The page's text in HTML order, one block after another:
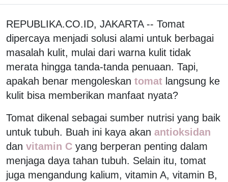
REPUBLIKA.CO.ID, JAKARTA -- Tomat
dipercaya menjadi solusi alami untuk berbagai
masalah kulit, mulai dari warna kulit tidak
merata hingga tanda-tanda penuaan. Tapi,
apakah benar mengoleskan tomat langsung ke
kulit bisa memberikan manfaat nyata?
Tomat dikenal sebagai sumber nutrisi yang baik
untuk tubuh. Buah ini kaya akan antioksidan
dan vitamin C yang berperan penting dalam
menjaga daya tahan tubuh. Selain itu, tomat
juga mengandung kalium, vitamin A, vitamin B,